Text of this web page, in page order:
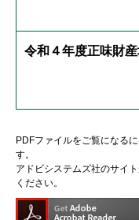
令和４年度正味財
PDFファイルをご覧になる
す。
アドビシステムズ社のサイ
ください。